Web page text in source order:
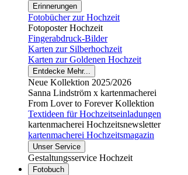
Erinnerungen
Fotobücher zur Hochzeit
Fotoposter Hochzeit
Fingerabdruck-Bilder
Karten zur Silberhochzeit
Karten zur Goldenen Hochzeit
Entdecke Mehr...
Neue Kollektion 2025/2026
Sanna Lindström x kartenmacherei
From Lover to Forever Kollektion
Textideen für Hochzeitseinladungen
kartenmacherei Hochzeitsnewsletter
kartenmacherei Hochzeitsmagazin
Unser Service
Gestaltungsservice Hochzeit
Fotobuch